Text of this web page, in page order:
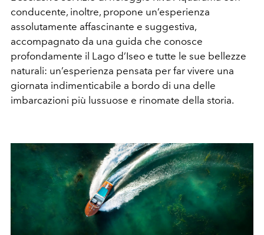
conducente, inoltre, propone un’esperienza
assolutamente affascinante e suggestiva,
accompagnato da una guida che conosce
profondamente il Lago d’Iseo e tutte le sue bellezze
naturali: un’esperienza pensata per far vivere una
giornata indimenticabile a bordo di una delle
imbarcazioni più lussuose e rinomate della storia.